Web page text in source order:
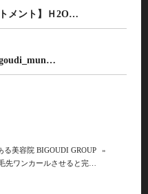
メント】Ｈ2O…
る美容院 BIGOUDI GROUP
»
先ワンカールさせると完…